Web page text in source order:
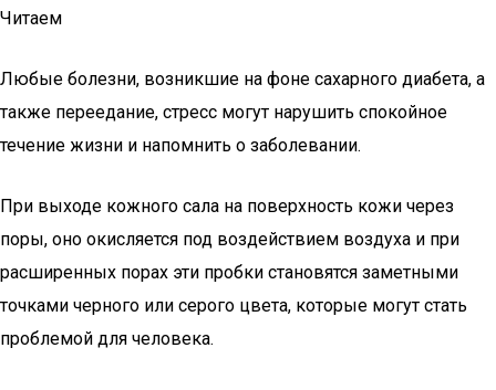
Читаем
Любые болезни, возникшие на фоне сахарного диабета, а
также переедание, стресс могут нарушить спокойное
течение жизни и напомнить о заболевании.
При выходе кожного сала на поверхность кожи через
поры, оно окисляется под воздействием воздуха и при
расширенных порах эти пробки становятся заметными
точками черного или серого цвета, которые могут стать
проблемой для человека.